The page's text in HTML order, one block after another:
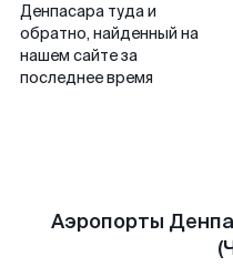
Денпасара туда и
обратно, найденный на
нашем сайте за
последнее время
Аэропорты